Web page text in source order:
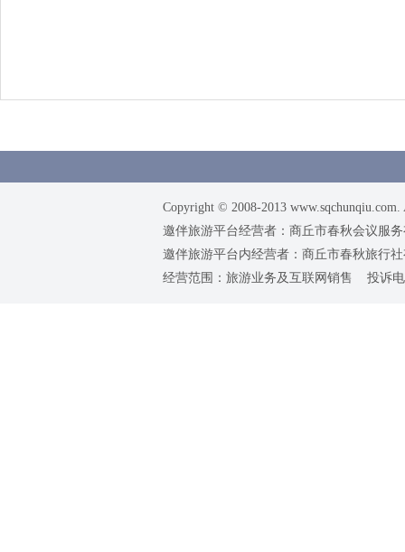
Copyright © 2008-2013
邀伴旅游平台经营者：商丘市春秋会议服
邀伴旅游平台内经营者：商丘市春秋旅行
经营范围：旅游业务及互联网销售 投诉